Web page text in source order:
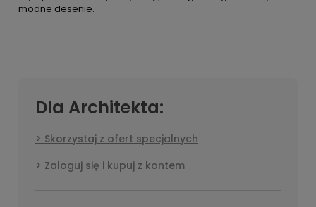
modne desenie.
Dla Architekta:
Skorzystaj z ofert specjalnych
Zaloguj się i kupuj z kontem